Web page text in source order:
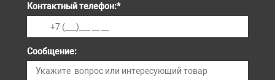
Контактный телефон:*
Сообщение: